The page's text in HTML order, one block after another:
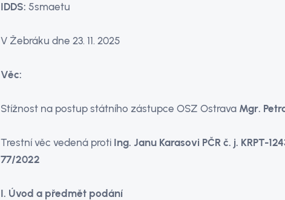
IDDS:
V Žebráku dne 23. 11. 2025
Věc:
Stížnost na postup státního zástupce OSZ Ostrava Mgr.
Trestní věc vedená proti Ing. Janu Karasovi PČR č. j. KRPT-
77/2022
I. Úvod a předmět podání